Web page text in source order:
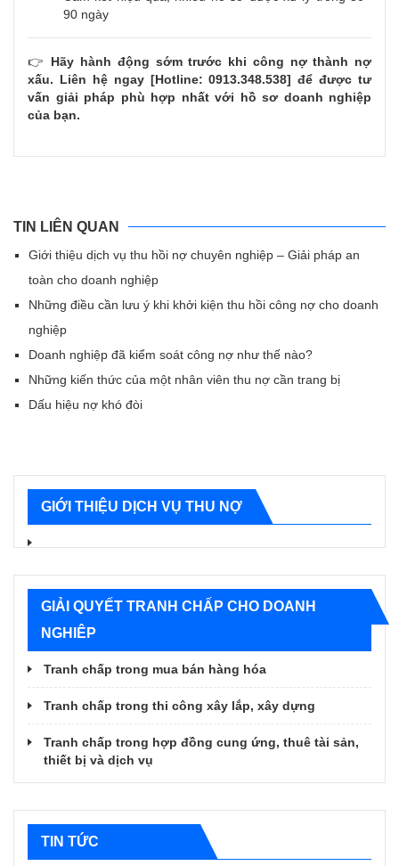
90 ngày
👉 Hãy hành động sớm trước khi công nợ thành nợ
xấu. Liên hệ ngay [Hotline: 0913.348.538] để được tư
vấn giải pháp phù hợp nhất với hồ sơ doanh nghiệp
của bạn.
TIN LIÊN QUAN
Giới thiệu dịch vụ thu hồi nợ chuyên nghiệp – Giải pháp an
toàn cho doanh nghiệp
Những điều cần lưu ý khi khởi kiện thu hồi công nợ cho doanh
nghiệp
Doanh nghiệp đã kiểm soát công nợ như thế nào?
Những kiến thức của một nhân viên thu nợ cần trang bị
Dấu hiệu nợ khó đòi
GIỚI THIỆU DỊCH VỤ THU NỢ
GIẢI QUYẾT TRANH CHẤP CHO DOANH
NGHIÊP
Tranh chấp trong mua bán hàng hóa
Tranh chấp trong thi công xây lắp, xây dựng
Tranh chấp trong hợp đồng cung ứng, thuê tài sản,
thiết bị và dịch vụ
TIN TỨC